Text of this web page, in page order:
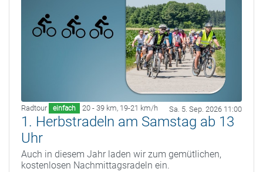
Radtour einfach 20 - 39 km, 19-21 km/h Sa. 5. Sep. 2026 11:00
1. Herbstradeln am Samstag ab 13
Uhr
Auch in diesem Jahr laden wir zum gemütlichen,
kostenlosen Nachmittagsradeln ein.